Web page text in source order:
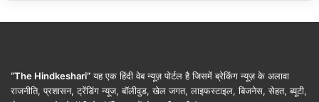
“The Hindkeshari”यह एक हिंदी वेब न्यूज़ पोर्टल है जिसमें ब्रेकिंग न्यूज़ के अलावा
राजनीति, प्रशासन, ट्रेंडिंग न्यूज, बॉलीवुड, खेल जगत, लाइफस्टाइल, बिजनेस, सेहत, ब्यूटी,